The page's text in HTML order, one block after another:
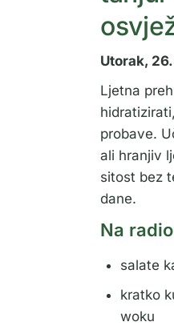
Utorak,
Ljetna
probave.
ali hranjiv
sitost bez
dane.
Na
salate
kratko
woku